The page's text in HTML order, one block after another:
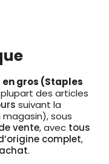
en gros (Staples
des articles
suivant la
sous
vente, avec tous
complet,
.